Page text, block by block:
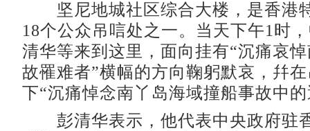
坚尼地城社区综合大楼，是香港
18个公众吊唁处之一。当天下午1时
清华等来到这里，面向挂有“沉痛哀
故罹难者”横幅的方向鞠躬默哀，幷
下“沉痛悼念南丫岛海域撞船事故中
彭清华表示，他代表中央政府驻